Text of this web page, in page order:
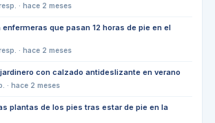
· hace 2 meses
que pasan 12 horas de pie en el
· hace 2 meses
con calzado antideslizante en verano
· hace 2 meses
plantas de los pies tras estar de pie en la